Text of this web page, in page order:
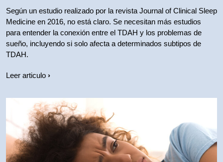
Según un estudio realizado por la revista Journal of Clinical Sleep
Medicine en 2016, no está claro. Se necesitan más estudios
para entender la conexión entre el TDAH y los problemas de
sueño, incluyendo si solo afecta a determinados subtipos de
TDAH.
Leer articulo